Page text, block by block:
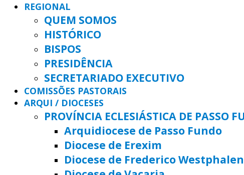
REGIONAL
QUEM SOMOS
HISTÓRICO
BISPOS
PRESIDÊNCIA
SECRETARIADO EXECUTIVO
COMISSÕES PASTORAIS
ARQUI / DIOCESES
PROVÍNCIA ECLESIÁSTICA DE PASSO
Arquidiocese de Passo Fundo
Diocese de Erexim
Diocese de Frederico Westphalen